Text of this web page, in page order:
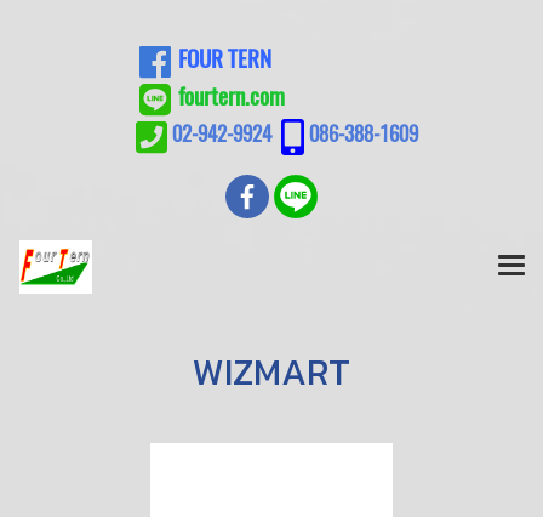
FOUR TERN
fourtern.com
02-942-9924 086-388-1609
WIZMART